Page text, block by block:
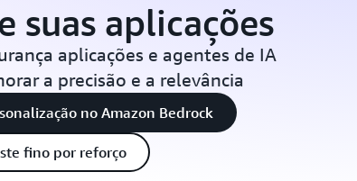
suas aplicações
aplicações e agentes de IA
a precisão e a relevância
no Amazon Bedrock
fino por reforço